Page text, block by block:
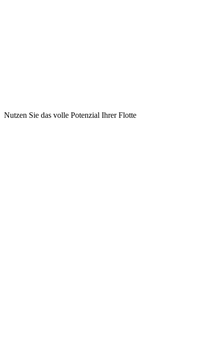
Nutzen Sie das volle Potenzial Ihrer Flotte